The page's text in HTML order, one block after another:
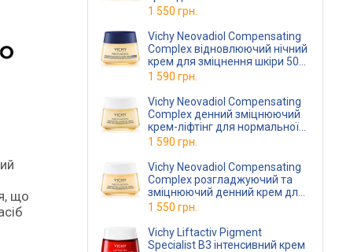
що
1 550 грн.
Vichy Neovadiol Compensating
Complex відновлюючий нічний
крем для зміцнення шкіри 50
мл
1 590 грн.
Vichy Neovadiol Compensating
Complex денний зміцнюючий
крем-ліфтінг для нормальної
та змішаної шкіри 50 мл
1 590 грн.
Vichy Neovadiol Compensating
Complex розгладжуючий та
зміцнюючий денний крем для
сухої шкіри 50 мл
1 550 грн.
Vichy Liftactiv Pigment
Specialist B3 інтенсивний крем